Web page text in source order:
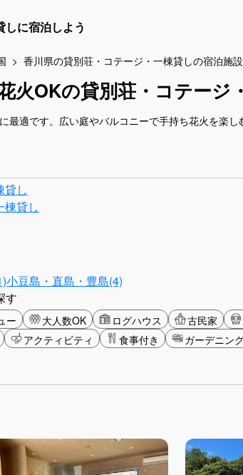
に宿泊しよう
香川県の貸別荘・コテージ・一棟貸しの宿泊施設
火OKの貸別荘・コテージ
最適です。広い庭やバルコニーで手持ち花火を楽
貸し
棟貸し
小豆島・直島・豊島(4)
す
ー 大人数OK ログハウス 古民家
アクティビティ 食事付き ガーデニン